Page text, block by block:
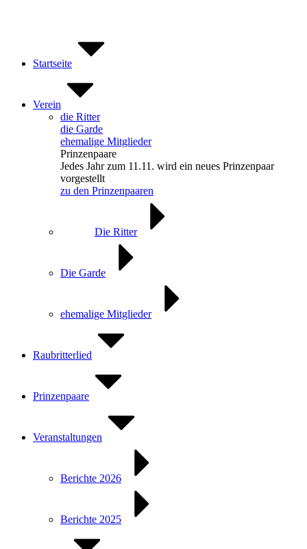
Startseite
Verein
die Ritter
die Garde
ehemalige Mitglieder
Prinzenpaare
Jedes Jahr zum 11.11. wird ein neues Prinzenpaar
vorgestellt
zu den Prinzenpaaren
Die Ritter
Die Garde
ehemalige Mitglieder
Raubritterlied
Prinzenpaare
Veranstaltungen
Berichte 2026
Berichte 2025